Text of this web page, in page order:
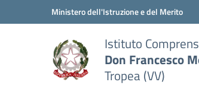
Vai ai contenuti
Vai al menu di navigazioneMinistero dell'Istruzione e del Merito
Istituto
Don Francesco
Tropea (VV)